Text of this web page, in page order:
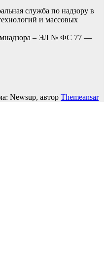
служба по надзору в
и массовых
– ЭЛ № ФС 77 —
Newsup, автор Themeansar